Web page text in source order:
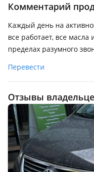
Комментарий
Каждый день на
все работает, все
пределах разумного
Перевести
Отзывы